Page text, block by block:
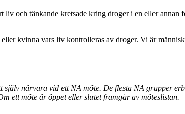
och tänkande kretsade kring droger i en eller annan
kvinna vars liv kontrolleras av droger. Vi är
närvara vid ett NA möte. De flesta NA grupper
ett möte är öppet eller slutet framgår av möteslistan.